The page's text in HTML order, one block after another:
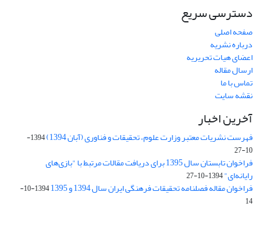
دسترسی سریع
صفحه اصلی
درباره نشریه
اعضای هیات تحریریه
ارسال مقاله
تماس با ما
نقشه سایت
آخرین اخبار
فهرست نشریات معتبر وزارت علوم، تحقیقات و فناوری (آبان 1394)
1394-
10-27
فراخوان تابستان سال 1395 برای دریافت مقالات مرتبط با "بازی‌های
رایانه‌ای"1394-10-27
فراخوان مقاله فصلنامه تحقیقات فرهنگی ایران سال 1394 و 1395
1394-10-
14